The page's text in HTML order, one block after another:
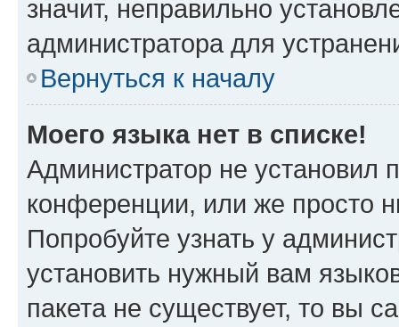
значит, неправильно
администратора для
Вернуться к началу
Моего языка нет в списке!
Администратор не установил
конференции, или же просто
Попробуйте узнать у
установить нужный вам
пакета не существует, то вы